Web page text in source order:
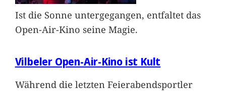
Ist die Sonne untergegangen, entfaltet das
Open-Air-Kino seine Magie.
Vilbeler Open-Air-Kino ist Kult
Während die letzten Feierabendsportler